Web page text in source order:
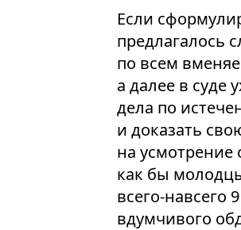
Если
предлагалось
по всем
а далее в суде
дела по
и доказать
на усмотрение
как бы
всего-навсего
вдумчивого